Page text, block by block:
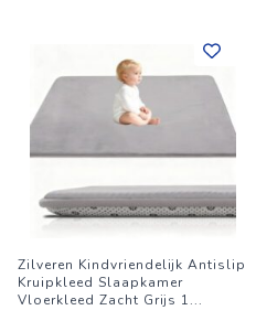
Zilveren Kindvriendelijk Antislip
Kruipkleed Slaapkamer
Vloerkleed Zacht Grijs 1...